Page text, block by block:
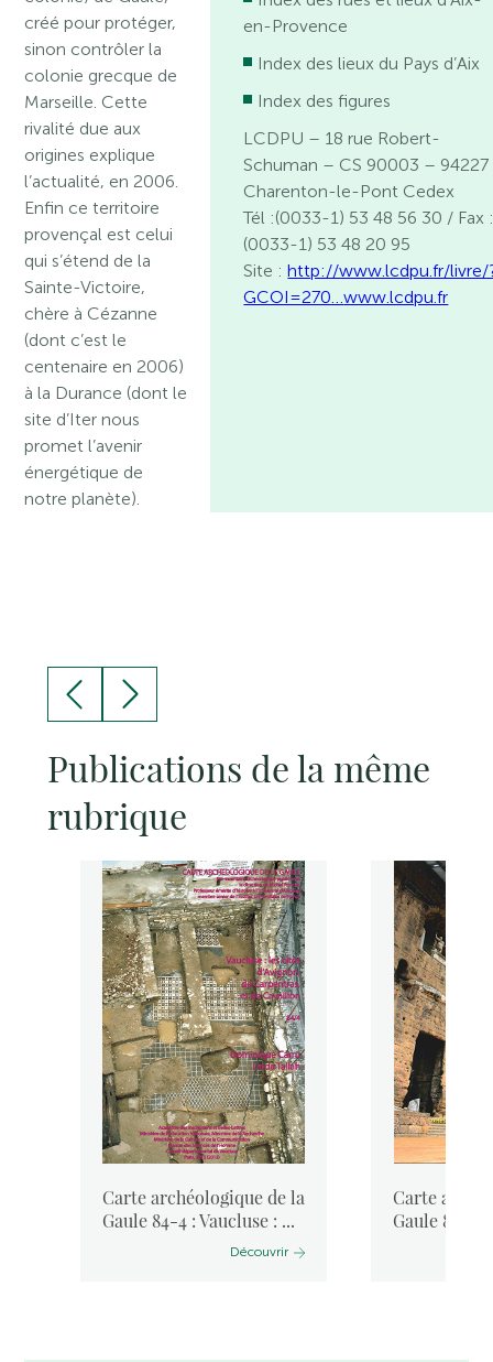
créé pour protéger,
sinon contrôler la
colonie grecque de
Marseille. Cette
rivalité due aux
origines explique
l’actualité, en 2006.
Enfin ce territoire
provençal est celui
qui s’étend de la
Sainte-Victoire,
chère à Cézanne
(dont c’est le
centenaire en 2006)
à la Durance (dont le
site d’Iter nous
promet l’avenir
énergétique de
notre planète).
en-Provence
Index des lieux du Pays d’Aix
Index des figures
LCDPU – 18 rue Robert-
Schuman – CS 90003 – 94227
Charenton-le-Pont Cedex
Tél :(0033-1) 53 48 56 30 / Fax
(0033-1) 53 48 20 95
Site :http://www.lcdpu.fr/livre/
GCOI=270…www.lcdpu.fr
Publications de la même
rubrique
Carte archéologique de la
Gaule 84-4 : Vaucluse : ...
Découvrir
Carte
Gaule 84-3